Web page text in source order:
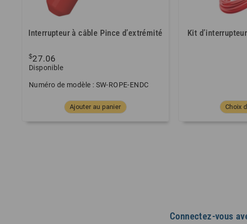
Interrupteur à câble Pince d’extrémité
$27.06
Disponible
Numéro de modèle : SW-ROPE-ENDC
Ajouter au panier
Kit
Choix
Connectez-vous